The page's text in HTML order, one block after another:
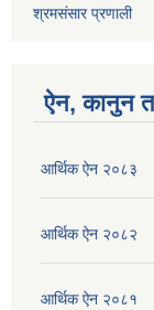
श्रमसंसार प्रणाली
ऐन, कानुन
आर्थिक ऐन २०८३
आर्थिक ऐन २०८२
आर्थिक ऐन २०८१